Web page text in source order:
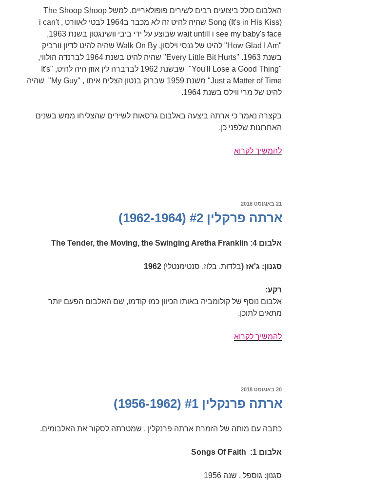
האלבום כולל ביצועים רבים לשירים פופולאריים, למשל The Shoop Shoop
Song (It's in His Kiss) שהיה להיט זה לא מכבר ב1964 לבטי לאוורט , i can't
wait untill i see my baby's face שבוצע על ידי ביבי וושינגטון בשנת 1963,
"How Glad I Am" להיט של ננסי וילסון, Walk On By שהיה להיט לדיון וורביק
בשנת 1963. "Every Little Bit Hurts" שהיה להיט בשנת 1964 לברנדה הולווי,
"You'll Lose a Good Thing" שבשנת 1962 לברברה לין אוזן היה להיט, "It's
Just a Matter of Time" משנת 1959 שברוק בנטון הצליח איתו , "My Guy" שהיה
להיט של מרי ווילס בשנת 1964.
בקצרה נאמר כי ארתה ביצעה באלבום גרסאות לשירים שהצליחו ממש בשנים
האחרונות שלפני כן.
להמשיך לקרוא
פורסם
21 באוגוסט 2018
ארתה פרקלין #2 (1962-1964)
אלבום 4: The Tender, the Moving, the Swinging Aretha Franklin
סגנון: ג'אז (בלדות, בלוז, סנטימנטלי) 1962
רקע:
אלבום נוסף של קולומביה באותו הכיוון כמו קודמו, שם האלבום הפעם יותר
מתאים לתוכן.
להמשיך לקרוא
פורסם
20 באוגוסט 2018
ארתה פרנקלין #1 (1956-1962)
כתבה עם מותה של הזמרת ארתה פרנקלין , שמטרתה לסקור את האלבומים.
אלבום 1: Songs Of Faith
סגנון: גוספל , שנה 1956